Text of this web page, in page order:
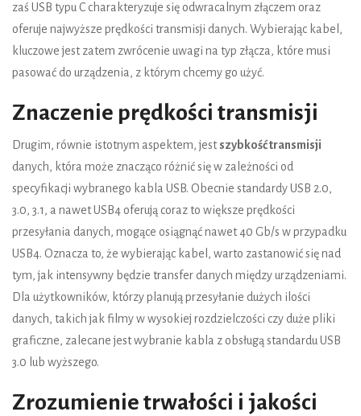
zaś USB typu C charakteryzuje się odwracalnym złączem oraz
oferuje najwyższe prędkości transmisji danych. Wybierając kabel,
kluczowe jest zatem zwrócenie uwagi na typ złącza, które musi
pasować do urządzenia, z którym chcemy go użyć.
Znaczenie prędkości transmisji
Drugim, równie istotnym aspektem, jestszybkość transmisji
danych, która może znacząco różnić się w zależności od
specyfikacji wybranego kabla USB. Obecnie standardy USB 2.0,
3.0, 3.1, a nawet USB4 oferują coraz to większe prędkości
przesyłania danych, mogące osiągnąć nawet 40 Gb/s w przypadku
USB4. Oznacza to, że wybierając kabel, warto zastanowić się nad
tym, jak intensywny będzie transfer danych między urządzeniami.
Dla użytkowników, którzy planują przesyłanie dużych ilości
danych, takich jak filmy w wysokiej rozdzielczości czy duże pliki
graficzne, zalecane jest wybranie kabla z obsługą standardu USB
3.0 lub wyższego.
Zrozumienie trwałości i jakości